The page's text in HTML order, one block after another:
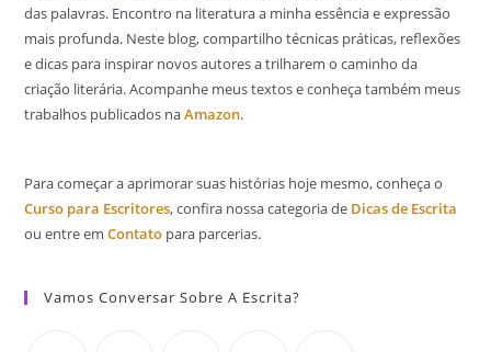
das palavras. Encontro na literatura a minha essência e expressão
mais profunda. Neste blog, compartilho técnicas práticas, reflexões
e dicas para inspirar novos autores a trilharem o caminho da
criação literária. Acompanhe meus textos e conheça também meus
trabalhos publicados naAmazon.
Para começar a aprimorar suas histórias hoje mesmo, conheça o
Curso para Escritores, confira nossa categoria de Dicas de Escrita
ou entre emContato para parcerias.
Vamos Conversar Sobre A Escrita?